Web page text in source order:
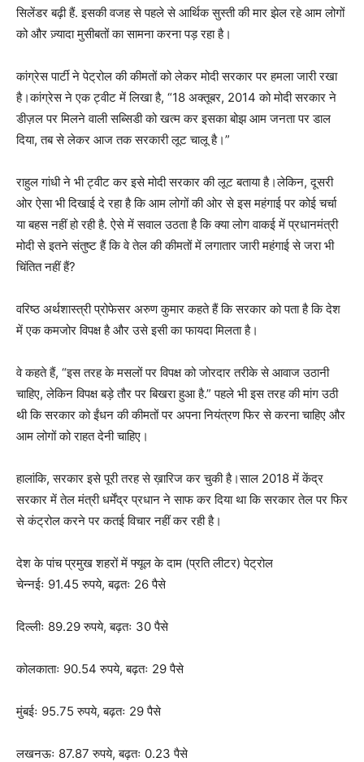
सिलेंडर बढ़ी हैं. इसकी वजह से पहले से आर्थिक सुस्ती की मार झेल रहे आम लोगों
को और ज़्यादा मुसीबतों का सामना करना पड़ रहा है।
कांग्रेस पार्टी ने पेट्रोल की कीमतों को लेकर मोदी सरकार पर हमला जारी रखा
है।कांग्रेस ने एक ट्वीट में लिखा है, “18 अक्तूबर, 2014 को मोदी सरकार ने
डीज़ल पर मिलने वाली सब्सिडी को खत्म कर इसका बोझ आम जनता पर डाल
दिया, तब से लेकर आज तक सरकारी लूट चालू है।”
राहुल गांधी ने भी ट्वीट कर इसे मोदी सरकार की लूट बताया है।लेकिन, दूसरी
ओर ऐसा भी दिखाई दे रहा है कि आम लोगों की ओर से इस महंगाई पर कोई चर्चा
या बहस नहीं हो रही है. ऐसे में सवाल उठता है कि क्या लोग वाकई में प्रधानमंत्री
मोदी से इतने संतुष्ट हैं कि वे तेल की कीमतों में लगातार जारी महंगाई से जरा भी
चिंतित नहीं हैं?
वरिष्ठ अर्थशास्त्री प्रोफेसर अरुण कुमार कहते हैं कि सरकार को पता है कि देश
में एक कमजोर विपक्ष है और उसे इसी का फायदा मिलता है।
वे कहते हैं, “इस तरह के मसलों पर विपक्ष को जोरदार तरीके से आवाज उठानी
चाहिए, लेकिन विपक्ष बड़े तौर पर बिखरा हुआ है.” पहले भी इस तरह की मांग उठी
थी कि सरकार को ईंधन की कीमतों पर अपना नियंत्रण फिर से करना चाहिए और
आम लोगों को राहत देनी चाहिए।
हालांकि, सरकार इसे पूरी तरह से ख़ारिज कर चुकी है।साल 2018 में केंद्र
सरकार में तेल मंत्री धर्मेंद्र प्रधान ने साफ कर दिया था कि सरकार तेल पर फिर
से कंट्रोल करने पर कतई विचार नहीं कर रही है।
देश के पांच प्रमुख शहरों में फ्यूल के दाम (प्रति लीटर) पेट्रोल
चेन्नईः 91.45 रुपये, बढ़तः 26 पैसे
दिल्लीः 89.29 रुपये, बढ़तः 30 पैसे
कोलकाताः 90.54 रुपये, बढ़तः 29 पैसे
मुंबईः 95.75 रुपये, बढ़तः 29 पैसे
लखनऊः 87.87 रुपये, बढ़तः 0.23 पैसे